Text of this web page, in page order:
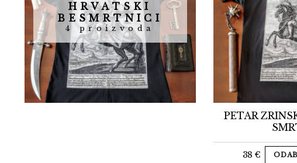
HRVATSKI
BESMRTNICI
4 proizvoda
PETAR
38 €